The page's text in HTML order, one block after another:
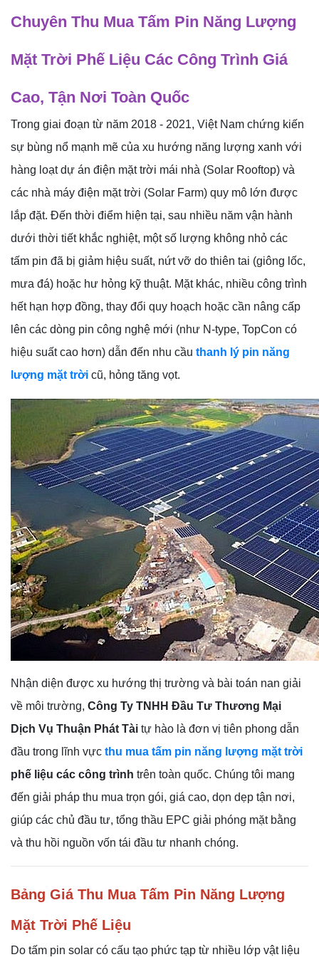
Chuyên Thu Mua Tấm Pin Năng Lượng
Mặt Trời Phế Liệu Các Công Trình Giá
Cao, Tận Nơi Toàn Quốc
Trong giai đoạn từ năm 2018 - 2021, Việt Nam chứng kiến
sự bùng nổ mạnh mẽ của xu hướng năng lượng xanh với
hàng loạt dự án điện mặt trời mái nhà (Solar Rooftop) và
các nhà máy điện mặt trời (Solar Farm) quy mô lớn được
lắp đặt. Đến thời điểm hiện tại, sau nhiều năm vận hành
dưới thời tiết khắc nghiệt, một số lượng không nhỏ các
tấm pin đã bị giảm hiệu suất, nứt vỡ do thiên tai (giông lốc,
mưa đá) hoặc hư hỏng kỹ thuật. Mặt khác, nhiều công trình
hết hạn hợp đồng, thay đổi quy hoạch hoặc cần nâng cấp
lên các dòng pin công nghệ mới (như N-type, TopCon có
hiệu suất cao hơn) dẫn đến nhu cầu thanh lý pin năng
lượng mặt trời cũ, hỏng tăng vọt.
Nhận diện được xu hướng thị trường và bài toán nan giải
về môi trường, Công Ty TNHH Đầu Tư Thương Mại
Dịch Vụ Thuận Phát Tài tự hào là đơn vị tiên phong dẫn
đầu trong lĩnh vực thu mua tấm pin năng lượng mặt trời
phế liệu các công trình trên toàn quốc. Chúng tôi mang
đến giải pháp thu mua trọn gói, giá cao, dọn dẹp tận nơi,
giúp các chủ đầu tư, tổng thầu EPC giải phóng mặt bằng
và thu hồi nguồn vốn tái đầu tư nhanh chóng.
Bảng Giá Thu Mua Tấm Pin Năng Lượng
Mặt Trời Phế Liệu
Do tấm pin solar có cấu tạo phức tạp từ nhiều lớp vật liệu